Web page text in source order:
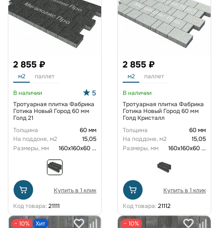
2 855 ₽
м2 паллет
В наличии 5
Тротуарная плитка Фабрика
Готика Новый Город 60 мм
Голд 21
Толщина
60 мм
На поддоне, м2
15,05
Размеры, мм
160х160х60...
Купить в 1 клик
Код товара: 21111
2 855 ₽
м2 паллет
В наличии
Тротуарная плитка Фабрика
Готика Новый Город 60 мм
Голд Кристалл
Толщина
60 мм
На поддоне, м2
15,05
Размеры, мм
160х160х60...
Купить в 1 клик
Код товара: 21112
− 10%
Хит
− 10%